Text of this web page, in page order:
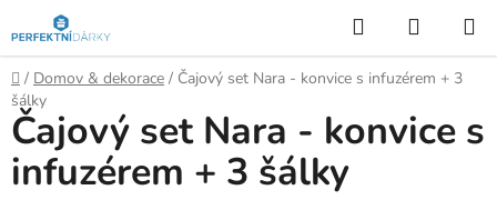
na
obsah
Hledat
KOŠÍK
Domů
/ Domov & dekorace / Čajový set Nara - konvice s infuzérem + 3
šálky
Čajový set Nara - konvice s
infuzérem + 3 šálky